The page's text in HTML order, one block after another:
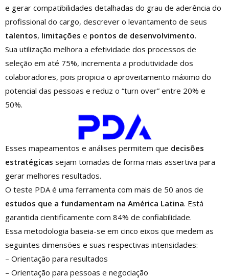
e gerar compatibilidades detalhadas do grau de aderência do
profissional do cargo, descrever o levantamento de seus
talentos, limitações e pontos de desenvolvimento.
Sua utilização melhora a efetividade dos processos de
seleção em até 75%, incrementa a produtividade dos
colaboradores, pois propicia o aproveitamento máximo do
potencial das pessoas e reduz o “turn over” entre 20% e
50%.
Esses mapeamentos e análises permitem que decisões
estratégicas sejam tomadas de forma mais assertiva para
gerar melhores resultados.
O teste PDA é uma ferramenta com mais de 50 anos de
estudos que a fundamentam na América Latina. Está
garantida cientificamente com 84% de confiabilidade.
Essa metodologia baseia-se em cinco eixos que medem as
seguintes dimensões e suas respectivas intensidades:
– Orientação para resultados
– Orientação para pessoas e negociação